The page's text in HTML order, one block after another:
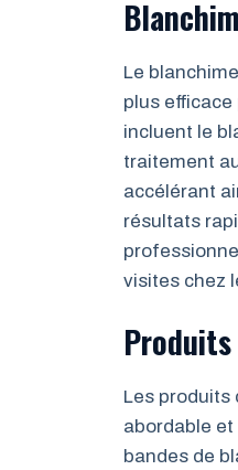
Le
plus
incluent le
traitement
accélérant
résultats
visites chez
Les produits
abordable
bandes de